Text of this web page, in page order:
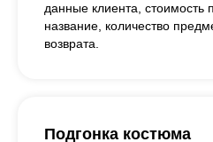
данные клиента, стоимость
название, количество
возврата.
Подгонка костюма